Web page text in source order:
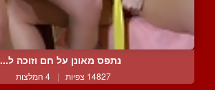
נתפס מאונן על חם וזוכה ל...
14827 צפיות | 4 המלצות